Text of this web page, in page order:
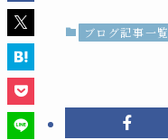
ブログ記事一覧